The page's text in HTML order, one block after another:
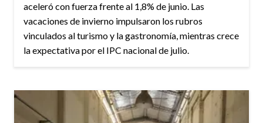
aceleró con fuerza frente al 1,8% de junio. Las
vacaciones de invierno impulsaron los rubros
vinculados al turismo y la gastronomía, mientras crece
la expectativa por el IPC nacional de julio.